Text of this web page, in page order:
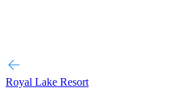
Royal Lake Resort